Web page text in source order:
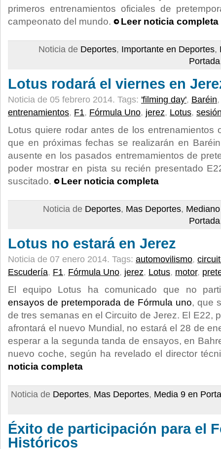
primeros entrenamientos oficiales de
campeonato del mundo.
Leer noticia completa
Noticia de Deportes, Importante en Deportes,
Portada
Lotus rodará el viernes en
Noticia de 05 febrero 2014. Tags: 'filming day', Baréin
entrenamientos, F1, Fórmula Uno, jerez, Lotus,
Lotus quiere rodar antes de los entrenamientos
que en próximas fechas se realizarán en
ausente en los pasados entremamientos de
poder mostrar en pista su recién presentado
suscitado.
Leer noticia completa
Noticia de Deportes, Mas Deportes,
Portada
Lotus no estará en Jerez
Noticia de 07 enero 2014. Tags: automovilismo,
Escudería, F1, Fórmula Uno, jerez, Lotus, motor,
El equipo Lotus ha comunicado que no
ensayos de pretemporada de Fórmula uno, que
de tres semanas en el Circuito de Jerez. El E22,
afrontará el nuevo Mundial, no estará el 28 de
esperar a la segunda tanda de ensayos, en
nuevo coche, según ha revelado el director
noticia completa
Noticia de Deportes, Mas Deportes, Media 9 en
Éxito de participación para el
Históricos